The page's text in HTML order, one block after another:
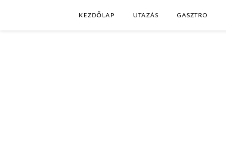
KEZDŐLAP UTAZÁS GASZTRO